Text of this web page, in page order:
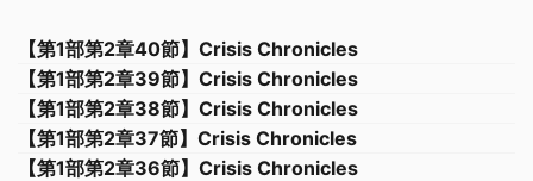
【第1部第2章40節】Crisis Chronicles
【第1部第2章39節】Crisis Chronicles
【第1部第2章38節】Crisis Chronicles
【第1部第2章37節】Crisis Chronicles
【第1部第2章36節】Crisis Chronicles